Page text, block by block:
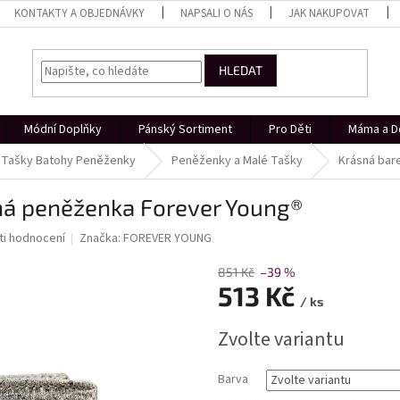
KONTAKTY A OBJEDNÁVKY NAPSALI O NÁS JAK NAKUPOVAT
HLEDAT
Módní Doplňky Pánský Sortiment Pro Děti Máma a
Tašky Batohy Peněženky Peněženky a Malé Tašky Krásná
peněženka Forever Young®
hodnocení Značka:FOREVER YOUNG
851 Kč –39 %
513 Kč / ks
cena:
Zvolte variantu
Barva